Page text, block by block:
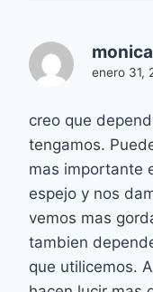
monica
enero 31,
creo que
tengamos.
mas importante
espejo y nos
vemos mas
tambien
que utilicemos.